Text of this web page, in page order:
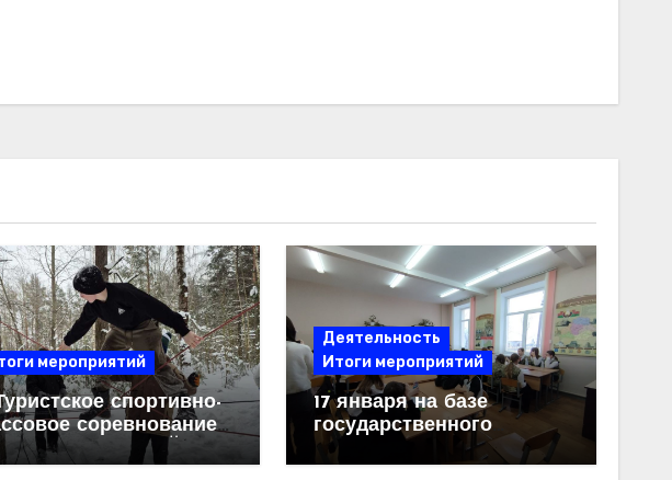
мероприятий
спортивно-
соревнование
ТРОПА»☄
Деятельность
Итоги мероприятий
17 января на базе
государственного
учреждения образования
«Средняя школа №6